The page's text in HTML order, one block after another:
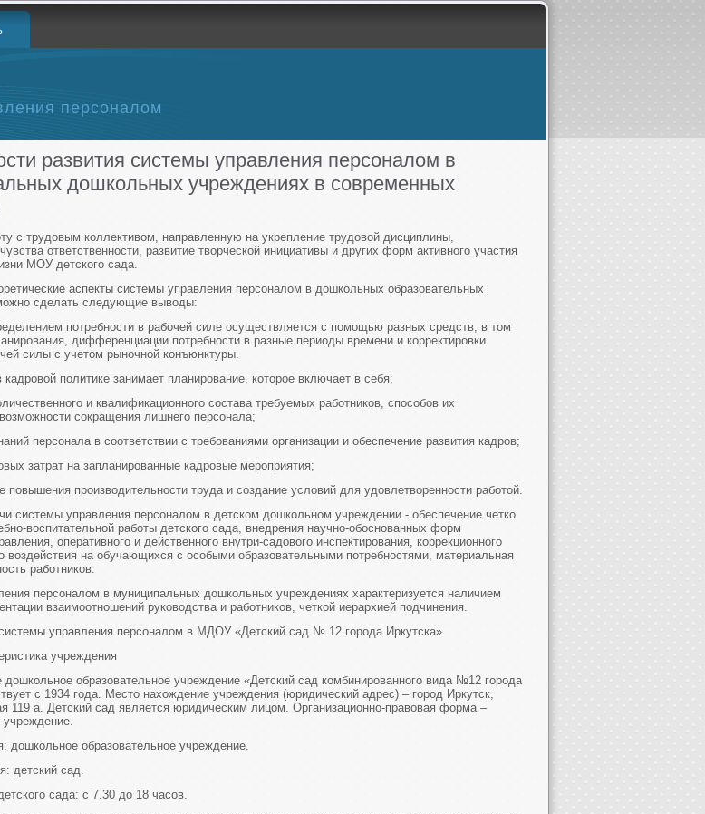
персоналом
развития системы управления персоналом в
дошкольных учреждениях в современных
с трудовым коллективом, направленную на укрепление трудовой дисциплины,
ответственности, развитие творческой инициативы и других форм активного участия
МОУ детского сада.
аспекты системы управления персоналом в дошкольных образовательных
сделать следующие выводы:
потребности в рабочей силе осуществляется с помощью разных средств, в том
дифференциации потребности в разные периоды времени и корректировки
силы с учетом рыночной конъюнктуры.
политике занимает планирование, которое включает в себя:
и квалификационного состава требуемых работников, способов их
сокращения лишнего персонала;
персонала в соответствии с требованиями организации и обеспечение развития кадров;
затрат на запланированные кадровые мероприятия;
повышения производительности труда и создание условий для удовлетворенности работой.
системы управления персоналом в детском дошкольном учреждении - обеспечение четко
воспитательной работы детского сада, внедрения научно-обоснованных форм
оперативного и действенного внутри-садового инспектирования, коррекционного
воздействия на обучающихся с особыми образовательными потребностями, материальная
работников.
персоналом в муниципальных дошкольных учреждениях характеризуется наличием
взаимоотношений руководства и работников, четкой иерархией подчинения.
управления персоналом в МДОУ «Детский сад № 12 города Иркутска»
учреждения
дошкольное образовательное учреждение «Детский сад комбинированного вида №12 города
с 1934 года. Место нахождение учреждения (юридический адрес) – город Иркутск,
119 а. Детский сад является юридическим лицом. Организационно-правовая форма –
учреждение.
дошкольное образовательное учреждение.
детский сад.
сада: с 7.30 до 18 часов.